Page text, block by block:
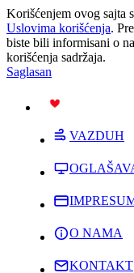
Korišćenjem ovog sajta
Uslovima korišćenja.
biste bili informisani o
korišćenja sadržaja.
Saglasan
VAZDUH
O NAMA
KONTAKT